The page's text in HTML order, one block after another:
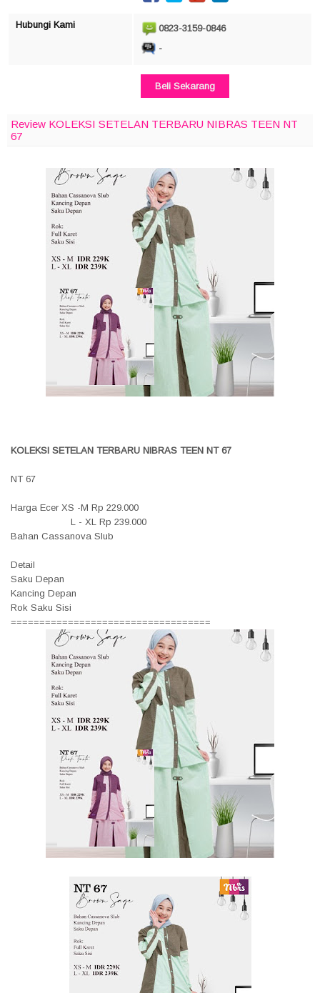
Hubungi Kami
0823-3159-0846
-
Beli Sekarang
Review KOLEKSI SETELAN TERBARU NIBRAS TEEN NT
67
KOLEKSI SETELAN TERBARU NIBRAS TEEN NT 67
NT 67
Harga Ecer XS -M Rp 229.000
L - XL Rp 239.000
Bahan Cassanova Slub
Detail
Saku Depan
Kancing Depan
Rok Saku Sisi
===================================